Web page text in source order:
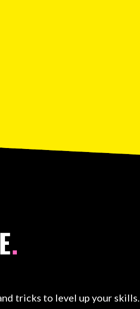
tricks to level up your skills.